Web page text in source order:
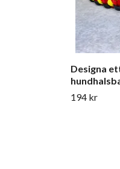
Designa
194 kr